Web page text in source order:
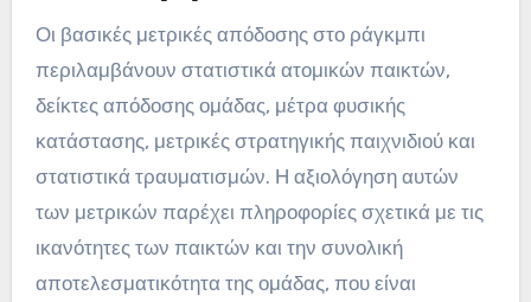
Οι βασικές μετρικές απόδοσης στο ράγκμπι
περιλαμβάνουν στατιστικά ατομικών παικτών,
δείκτες απόδοσης ομάδας, μέτρα φυσικής
κατάστασης, μετρικές στρατηγικής παιχνιδιού και
στατιστικά τραυματισμών. Η αξιολόγηση αυτών
των μετρικών παρέχει πληροφορίες σχετικά με τις
ικανότητες των παικτών και την συνολική
αποτελεσματικότητα της ομάδας, που είναι